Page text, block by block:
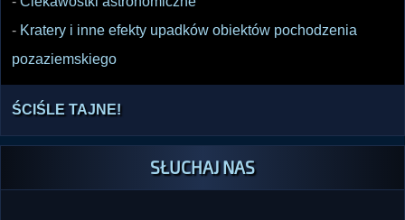
- Kratery i inne efekty upadków obiektów pochodzenia
pozaziemskiego
ŚCIŚLE TAJNE!
SŁUCHAJ NAS